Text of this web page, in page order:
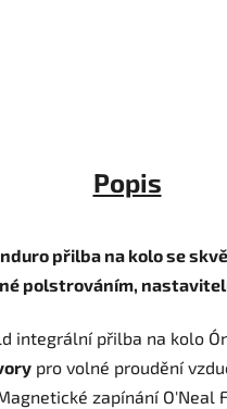
Popis
přilba na kolo se
polstrováním,
integrální přilba na kolo
pro volné proudění
zapínání O'Neal